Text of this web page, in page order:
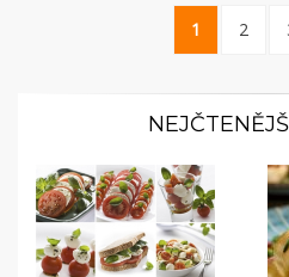
StránkováníPAGE
1 PAGE
2